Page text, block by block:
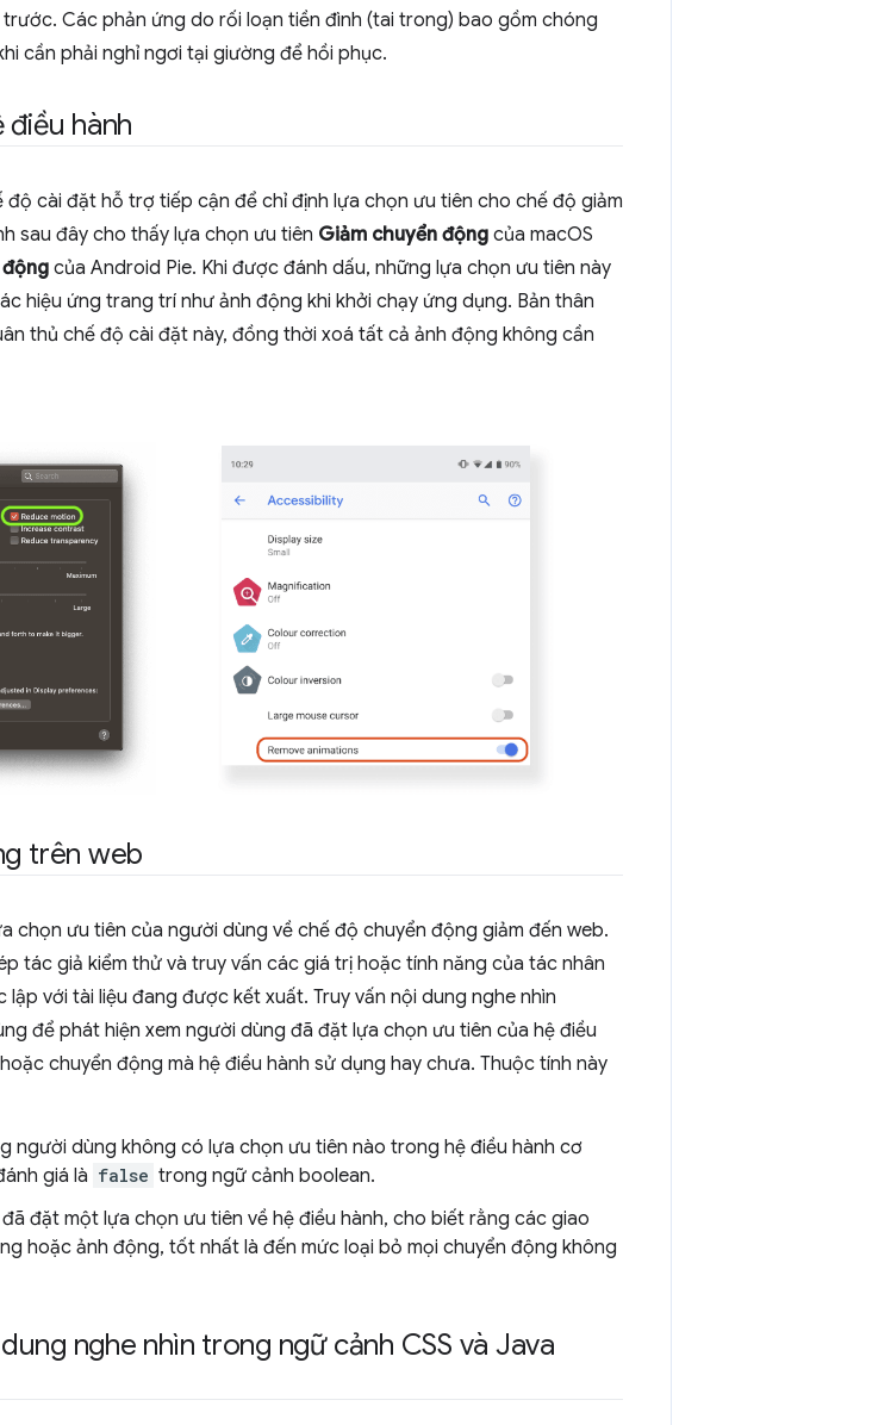
Các phản ứng do rối loạn tiền đình (tai trong) bao gồm chóng
cần phải nghỉ ngơi tại giường để hồi phục.
hành
độ cài đặt hỗ trợ tiếp cận để chỉ định lựa chọn ưu tiên cho chế độ giảm
sau đây cho thấy lựa chọn ưu tiên Giảm chuyển động của macOS
của Android Pie. Khi được đánh dấu, những lựa chọn ưu tiên này
hiệu ứng trang trí như ảnh động khi khởi chạy ứng dụng. Bản thân
thủ chế độ cài đặt này, đồng thời xoá tất cả ảnh động không cần
trên web
chọn ưu tiên của người dùng về chế độ chuyển động giảm đến web.
tác giả kiểm thử và truy vấn các giá trị hoặc tính năng của tác nhân
với tài liệu đang được kết xuất. Truy vấn nội dung nghe nhìn
để phát hiện xem người dùng đã đặt lựa chọn ưu tiên của hệ điều
chuyển động mà hệ điều hành sử dụng hay chưa. Thuộc tính này
người dùng không có lựa chọn ưu tiên nào trong hệ điều hành cơ
giá là false trong ngữ cảnh boolean.
đặt một lựa chọn ưu tiên về hệ điều hành, cho biết rằng các giao
hoặc ảnh động, tốt nhất là đến mức loại bỏ mọi chuyển động không
nghe nhìn trong ngữ cảnh CSS và Java